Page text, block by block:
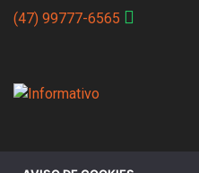
(47) 99777-6565